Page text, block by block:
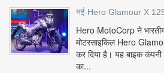
नई Hero Glamour X 125
Hero MotoCorp ने
मोटरसाइकिल Hero
कर दिया है। यह बाइक
का...